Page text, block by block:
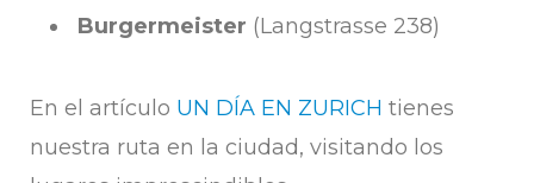
Burgermeister (Langstrasse 238)
En el artículo UN DÍA EN ZURICH tienes
nuestra ruta en la ciudad, visitando los